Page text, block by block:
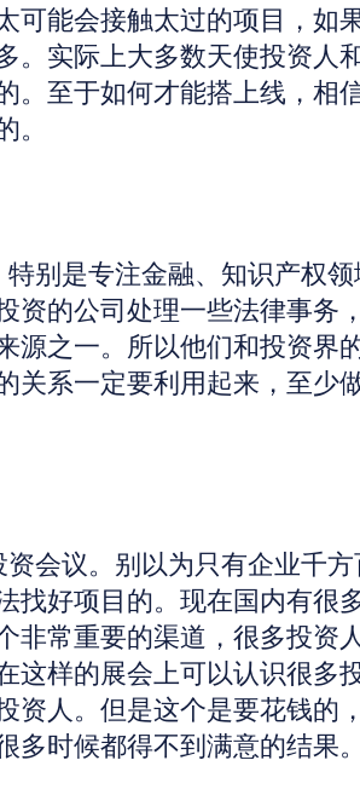
可能会接触太过的项目，如
。实际上大多数天使投资人
。至于如何才能搭上线，相
。
是专注金融、知识产权领
资的公司处理一些法律事务
源之一。所以他们和投资界
关系一定要利用起来，至少
议。别以为只有企业千方
找好项目的。现在国内有很
非常重要的渠道，很多投资
这样的展会上可以认识很多
资人。但是这个是要花钱的
多时候都得不到满意的结果